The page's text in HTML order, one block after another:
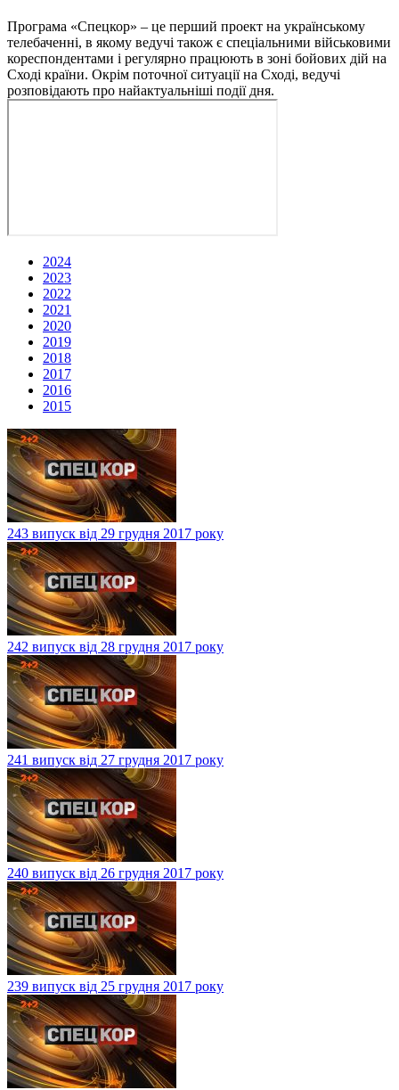
Програма «Спецкор» – це перший проект на українському
телебаченні, в якому ведучі також є спеціальними військовими
кореспондентами і регулярно працюють в зоні бойових дій на
Сході країни. Окрім поточної ситуації на Сході, ведучі
розповідають про найактуальніші події дня.
2024
2023
2022
2021
2020
2019
2018
2017
2016
2015
243 випуск від 29 грудня 2017 року
242 випуск від 28 грудня 2017 року
241 випуск від 27 грудня 2017 року
240 випуск від 26 грудня 2017 року
239 випуск від 25 грудня 2017 року